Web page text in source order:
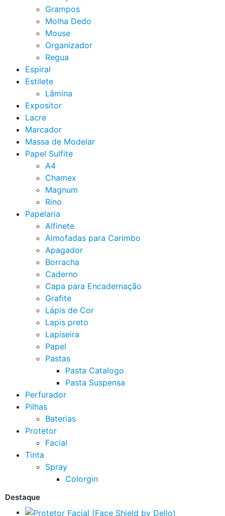
Grampos
Molha Dedo
Mouse
Organizador
Regua
Espiral
Estilete
Lâmina
Expositor
Lacre
Marcador
Massa de Modelar
Papel Sulfite
A4
Chamex
Magnum
Rino
Papelaria
Alfinete
Almofadas para Carimbo
Apagador
Borracha
Caderno
Capa para Encadernação
Grafite
Lápis de Cor
Lapis preto
Lapiseira
Papel
Pastas
Pasta Catalogo
Pasta Suspensa
Perfurador
Pilhas
Baterias
Protetor
Facial
Tinta
Spray
Colorgin
Destaque